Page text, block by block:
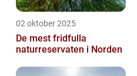
02 oktober 2025
De mest fridfulla
naturreservaten i Norden